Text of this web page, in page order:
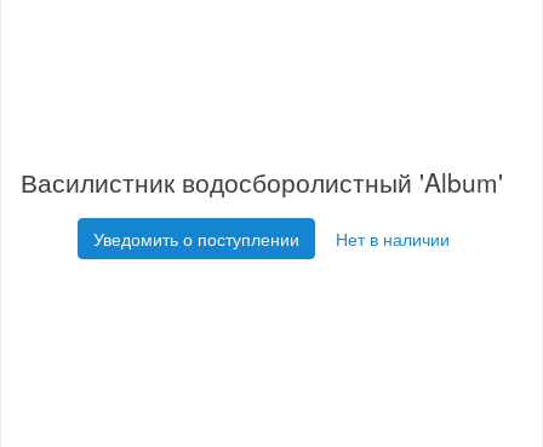
Василистник водосборолистный 'Album'
Уведомить о поступлении Нет в наличии